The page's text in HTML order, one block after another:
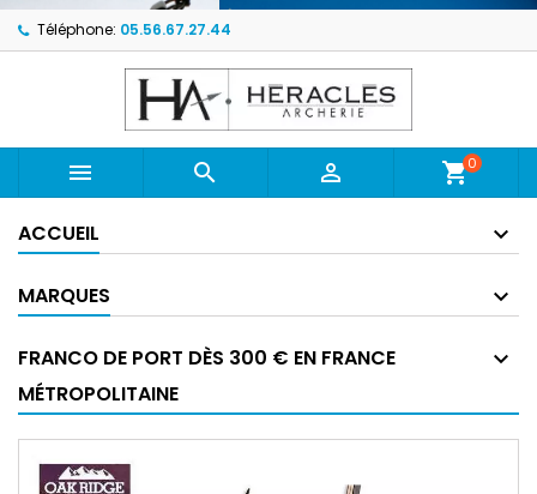
Téléphone: 05.56.67.27.44
   shopping_cart0
ACCUEIL
MARQUES
FRANCO DE PORT DÈS 300 € EN FRANCE
MÉTROPOLITAINE